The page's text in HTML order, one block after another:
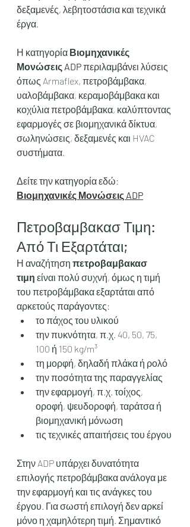
δεξαμενές, λεβητοστάσια και τεχνικά
έργα.
Η κατηγορία Βιομηχανικές
Μονώσεις ADP περιλαμβάνει λύσεις
όπως Armaflex, πετροβάμβακα,
υαλοβάμβακα, κεραμοβάμβακα και
κοχύλια πετροβάμβακα, καλύπτοντας
εφαρμογές σε βιομηχανικά δίκτυα,
σωληνώσεις, δεξαμενές και HVAC
συστήματα.
Δείτε την κατηγορία εδώ:
Βιομηχανικές Μονώσεις ADP
Πετροβαμβακασ Τιμη:
Από Τι Εξαρτάται;
Η αναζήτηση πετροβαμβακασ
τιμη είναι πολύ συχνή, όμως η τιμή
του πετροβάμβακα εξαρτάται από
αρκετούς παράγοντες:
το πάχος του υλικού
την πυκνότητα, π.χ. 40, 50, 75,
100 ή 150 kg/m³
τη μορφή, δηλαδή πλάκα ή ρολό
την ποσότητα της παραγγελίας
την εφαρμογή, π.χ. τοίχος,
οροφή, ψευδοροφή, ταράτσα ή
βιομηχανική μόνωση
τις τεχνικές απαιτήσεις του έργου
Στην ADP υπάρχει δυνατότητα
επιλογής πετροβάμβακα ανάλογα με
την εφαρμογή και τις ανάγκες του
έργου. Για σωστή επιλογή δεν αρκεί
μόνο η χαμηλότερη τιμή. Σημαντικό